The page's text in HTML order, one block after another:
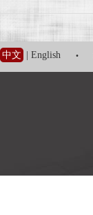
中文 English ·